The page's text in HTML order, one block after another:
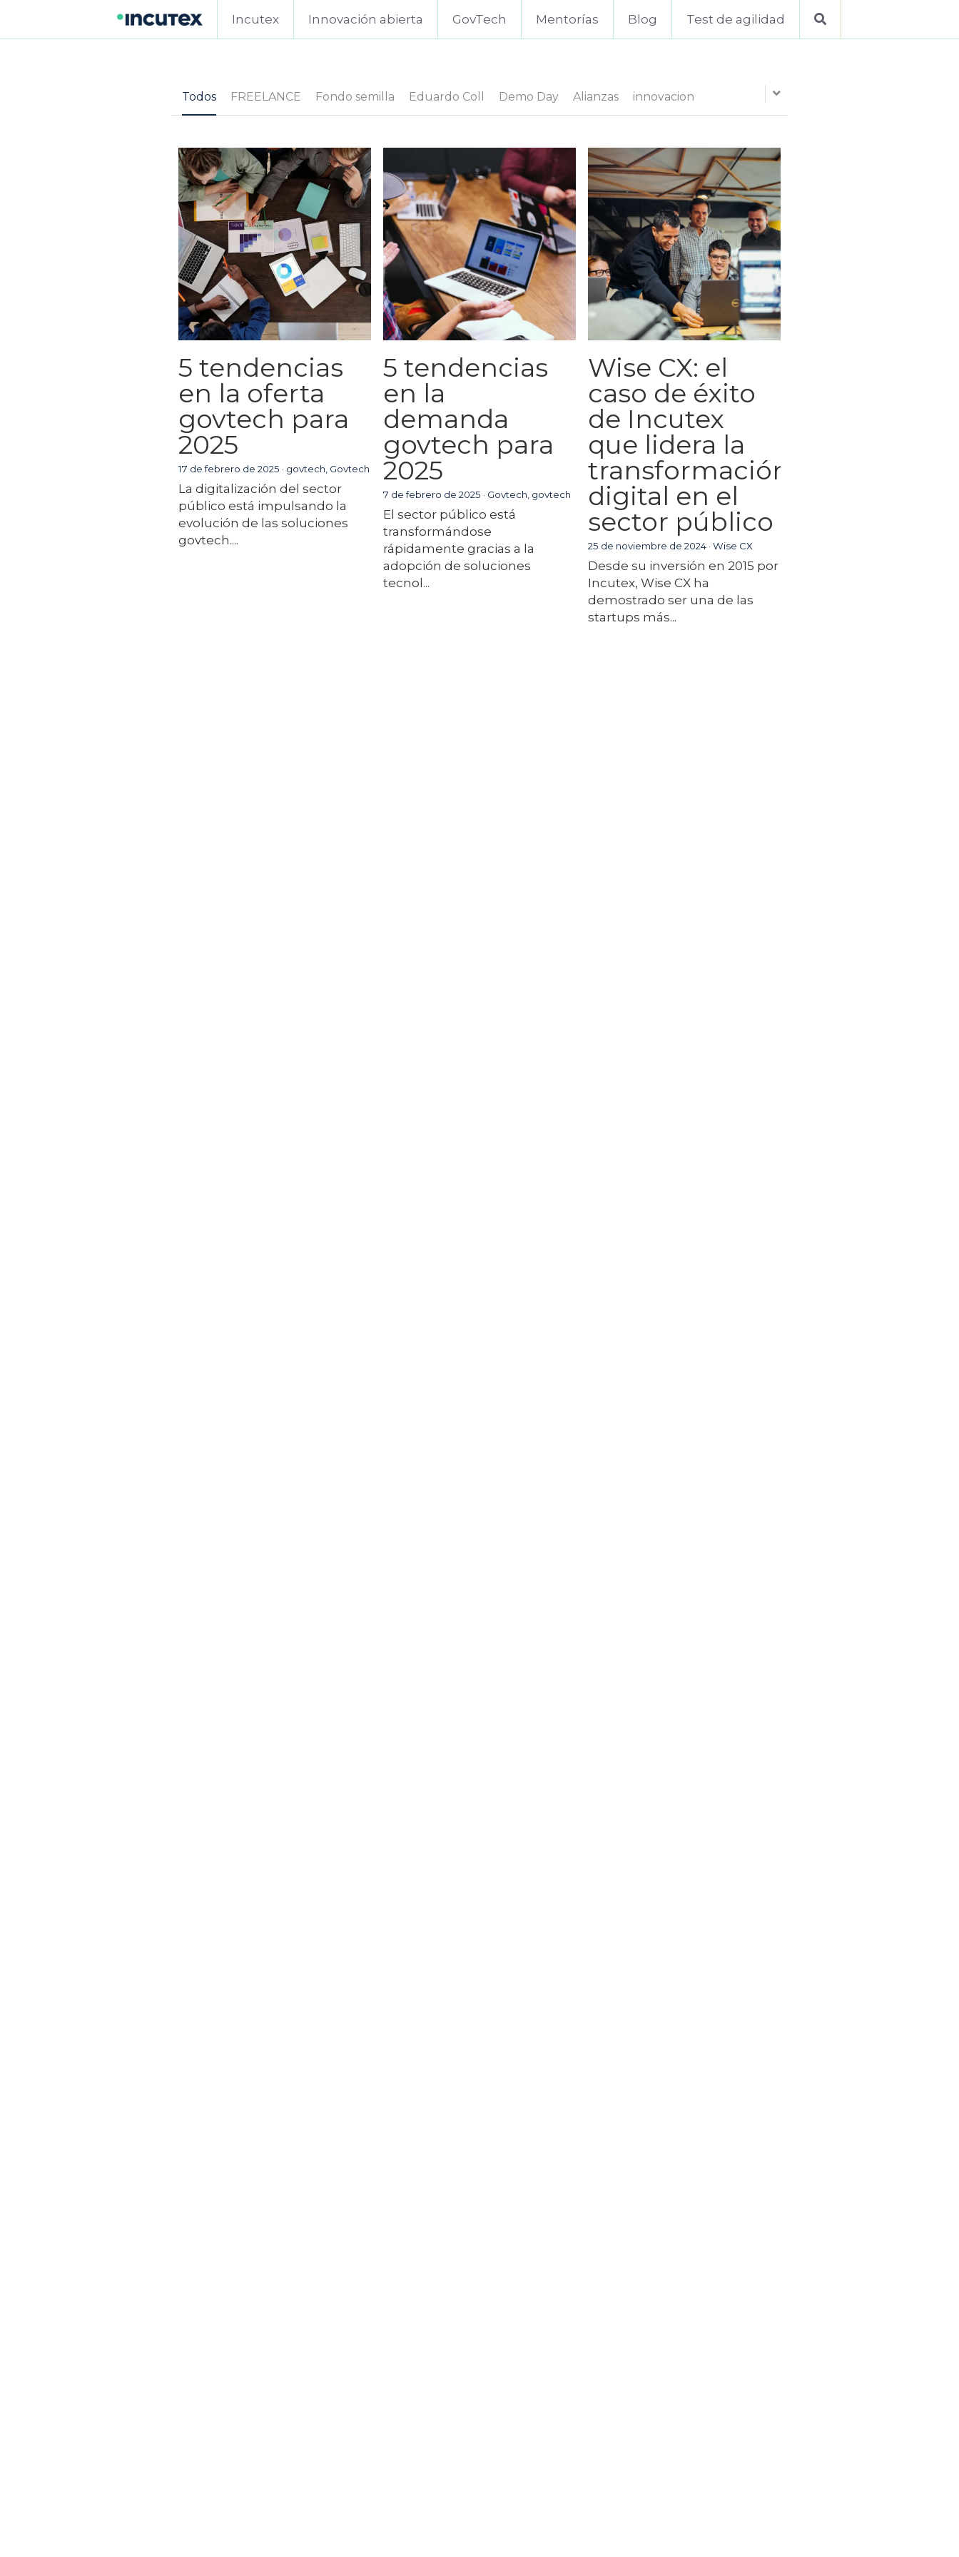
Incutex Innovación abierta GovTech Mentorías Blog Test de agilidad
Todos FREELANCE Fondo semilla Eduardo Coll Demo Day Alianzas innovacion
5 tendencias
en la oferta
govtech para
2025
17 de febrero de 2025 · govtech, Govtech
La digitalización del sector
público está impulsando la
evolución de las soluciones
govtech....
5 tendencias
en la
demanda
govtech para
2025
7 de febrero de 2025 · Govtech, govtech
El sector público está
transformándose
rápidamente gracias a la
adopción de soluciones
tecnol...
Wise CX: el
caso de éxito
de Incutex
que lidera la
transformación
digital en el
sector público
25 de noviembre de 2024· Wise CX
Desde su inversión en 2015 por
Incutex, Wise CX ha
demostrado ser una de las
startups más...